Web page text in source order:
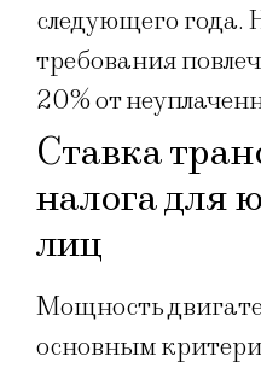
следующего года.
требования
20% от
Ставка
налога для
лиц
Мощность
основным